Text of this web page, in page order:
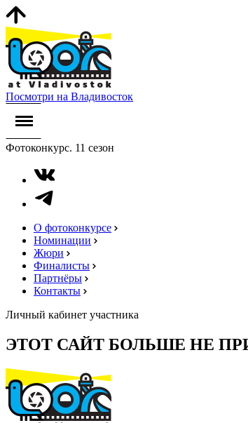
Посмотри на Владивосток
Фотоконкурс. 11 сезон
О фотоконкурсе
Номинации
Жюри
Финалисты
Партнёры
Контакты
Личный кабинет участника
ЭТОТ САЙТ БОЛЬШЕ НЕ